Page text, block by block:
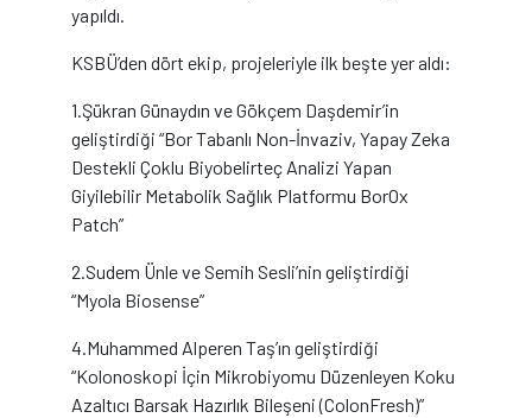
yapıldı.
KSBÜ’den dört ekip, projeleriyle ilk beşte yer aldı:
1.Şükran Günaydın ve Gökçem Daşdemir’in
geliştirdiği “Bor Tabanlı Non-İnvaziv, Yapay Zeka
Destekli Çoklu Biyobelirteç Analizi Yapan
Giyilebilir Metabolik Sağlık Platformu BorOx
Patch”
2.Sudem Ünle ve Semih Sesli’nin geliştirdiği
“Myola Biosense”
4.Muhammed Alperen Taş’ın geliştirdiği
“Kolonoskopi İçin Mikrobiyomu Düzenleyen Koku
Azaltıcı Barsak Hazırlık Bileşeni (ColonFresh)”